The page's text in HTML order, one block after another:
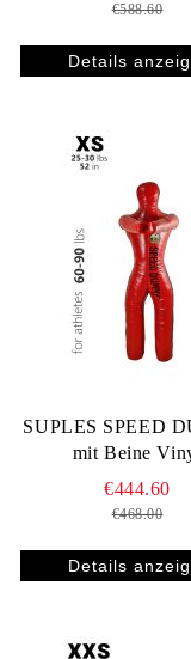
€588.60
Details
SUPLES SPEED
mit Beine
€444.60
€468.00
Details